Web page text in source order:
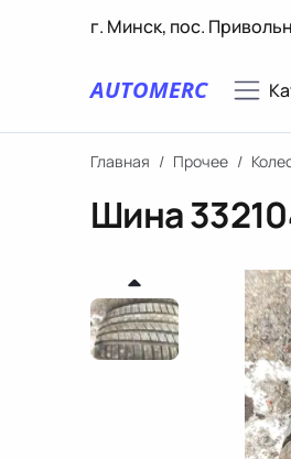
г. Минск, пос.
AUTOMERC
Главная / Прочее /
Шина